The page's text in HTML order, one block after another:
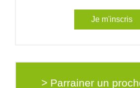
Je m'inscris
> Parrainer un